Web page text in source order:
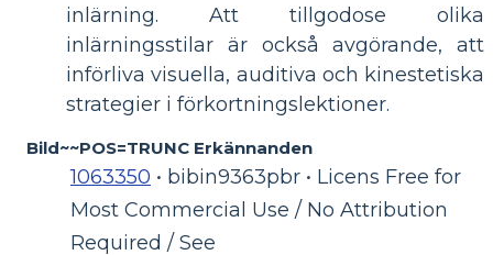
inlärning. Att tillgodose olika
inlärningsstilar är också avgörande, att
införliva visuella, auditiva och kinestetiska
strategier i förkortningslektioner.
Bild~~POS=TRUNC Erkännanden
1063350 • bibin9363pbr • Licens Free for
Most Commercial Use / No Attribution
Required / See